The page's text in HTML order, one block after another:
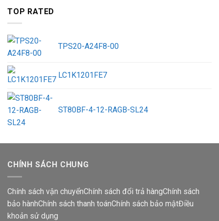
TOP RATED
TPS20-A24F8-00
LC1K1201FE7
ST80BF-4-12-RAGB-SL24
CHÍNH SÁCH CHUNG
Chính sách vận chuyểnChính sách đổi trả hàngChính sách
bảo hànhChính sách thanh toánChính sách bảo mậtĐiều
khoản sử dụng